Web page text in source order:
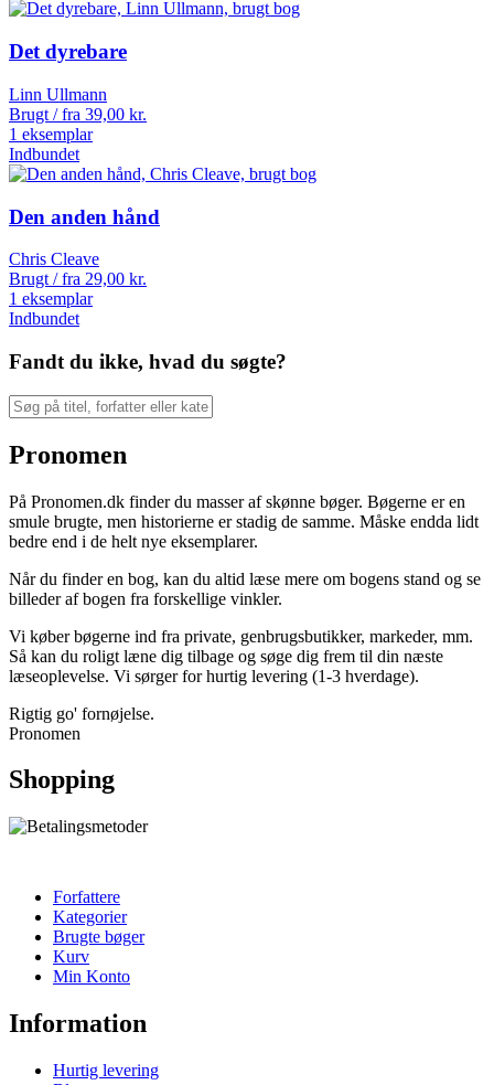
Det dyrebare
Linn Ullmann
Brugt / fra 39,00 kr.
1 eksemplar
Indbundet
Den anden hånd
Chris Cleave
Brugt / fra 29,00 kr.
1 eksemplar
Indbundet
Fandt du ikke, hvad du søgte?
Pronomen
På Pronomen.dk finder du masser af skønne bøger. Bøgerne er en
smule brugte, men historierne er stadig de samme. Måske endda lidt
bedre end i de helt nye eksemplarer.
Når du finder en bog, kan du altid læse mere om bogens stand og se
billeder af bogen fra forskellige vinkler.
Vi køber bøgerne ind fra private, genbrugsbutikker, markeder, mm.
Så kan du roligt læne dig tilbage og søge dig frem til din næste
læseoplevelse. Vi sørger for hurtig levering (1-3 hverdage).
Rigtig go' fornøjelse.
Pronomen
Shopping
Forfattere
Kategorier
Brugte bøger
Kurv
Min Konto
Information
Hurtig levering